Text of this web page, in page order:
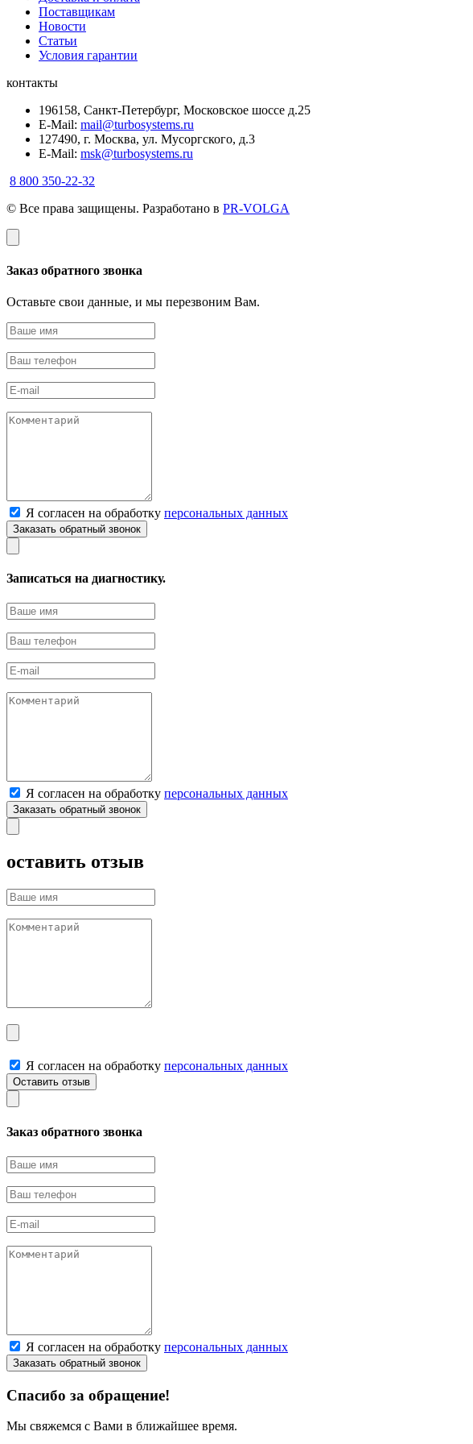
Поставщикам
Новости
Статьи
Условия гарантии
контакты
196158, Санкт-Петербург, Московское шоссе д.25
E-Mail: mail@turbosystems.ru
127490, г. Москва, ул. Мусоргского, д.3
E-Mail: msk@turbosystems.ru
8 800 350-22-32
© Все права защищены. Разработано в PR-VOLGA
Заказ обратного звонка
Оставьте свои данные, и мы перезвоним Вам.
Я согласен на обработку персональных данных
Записаться на диагностику.
Я согласен на обработку персональных данных
оставить отзыв
Я согласен на обработку персональных данных
Заказ обратного звонка
Я согласен на обработку персональных данных
Спасибо за обращение!
Мы свяжемся с Вами в ближайшее время.